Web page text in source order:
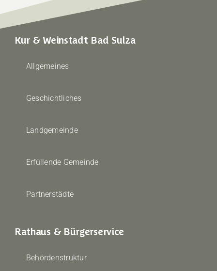
Kur & Weinstadt Bad Sulza
Allgemeines
Geschichtliches
Landgemeinde
Erfüllende Gemeinde
Partnerstädte
Rathaus & Bürgerservice
Behördenstruktur